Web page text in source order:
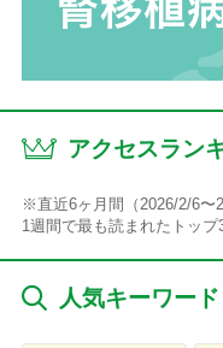
アクセスラン
※直近6ヶ月間（2026/2/6〜
1週間で最も読まれたトップ
人気キーワード